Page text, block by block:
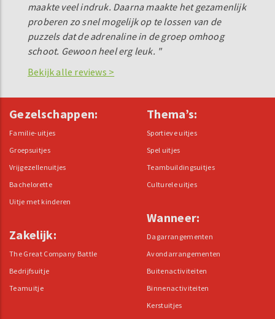
maakte veel indruk. Daarna maakte het gezamenlijk
proberen zo snel mogelijk op te lossen van de
puzzels dat de adrenaline in de groep omhoog
schoot. Gewoon heel erg leuk. "
Bekijk alle reviews >
Gezelschappen:
Familie-uitjes
Groepsuitjes
Vrijgezellenuitjes
Bachelorette
Uitje met kinderen
Zakelijk:
The Great Company Battle
Bedrijfsuitje
Teamuitje
Thema’s:
Sportieve uitjes
Spel uitjes
Teambuildingsuitjes
Culturele uitjes
Wanneer:
Dagarrangementen
Avondarrangementen
Buitenactiviteiten
Binnenactiviteiten
Kerstuitjes